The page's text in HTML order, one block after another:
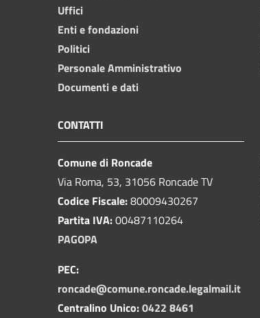
Uffici
Enti e fondazioni
Politici
Personale Amministrativo
Documenti e dati
CONTATTI
Comune di Roncade
Via Roma, 53, 31056 Roncade TV
Codice Fiscale:80009430267
Partita IVA:00487110264
PAGOPA
PEC:
roncade@comune.roncade.legalmail.it
Centralino Unico:0422 8461